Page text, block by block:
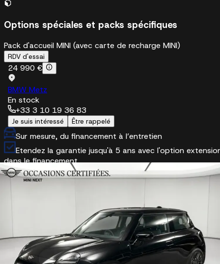
Options spéciales et packs spécifiques
Pack d'accueil MINI (avec carte de recharge MINI)
RDV d'essai
24 990 €
BMW Metz
En stock
+33 3 10 19 36 83
Je suis intéressé Être rappelé
Sur mesure, du financement à l’entretien
Etendez la garantie jusqu'à 5 ans avec l'option
dans le financement
Véhicule reconditionné et garantie
Faire reprendre mon véhicule par Car
Estimation gratuite